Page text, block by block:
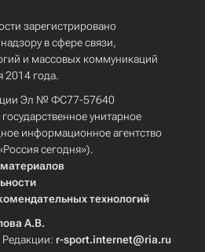
зарегистрировано
в сфере связи,
и массовых коммуникаций
2014 года.
Эл № ФС77-57640
унитарное
информационное агентство
сегодня»).
технологий
А.В.
r-sport.internet@ria.ru